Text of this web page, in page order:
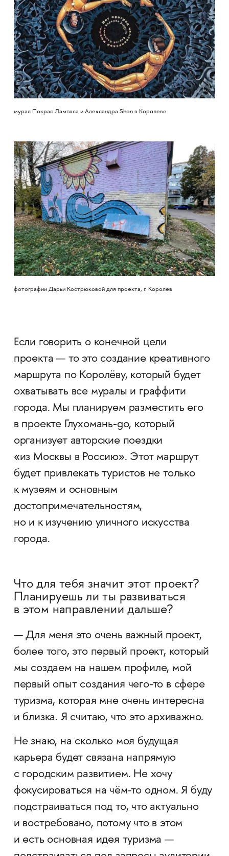
мурал Покрас Лампаса и Александра Shon в Королеве
фотографии Дарьи Кострюковой для проекта, г. Королёв
Если говорить о конечной цели
проекта — то это создание креативного
маршрута по Королёву, который будет
охватывать все муралы и граффити
города. Мы планируем разместить его
в проекте Глухомань-go, который
организует авторские поездки
«из Москвы в Россию». Этот маршрут
будет привлекать туристов не только
к музеям и основным
достопримечательностям,
но и к изучению уличного искусства
города.
Что для тебя значит этот проект?
Планируешь ли ты развиваться
в этом направлении дальше?
— Для меня это очень важный проект,
более того, это первый проект, который
мы создаем на нашем профиле, мой
первый опыт создания чего-то в сфере
туризма, которая мне очень интересна
и близка. Я считаю, что это архиважно.
Не знаю, на сколько моя будущая
карьера будет связана напрямую
с городским развитием. Не хочу
фокусироваться на чём-то одном. Я буду
подстраиваться под то, что актуально
и востребовано, потому что в этом
и есть основная идея туризма —